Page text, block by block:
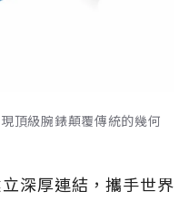
頂級腕錶顛覆傳統的幾何
深厚連結，攜手世界